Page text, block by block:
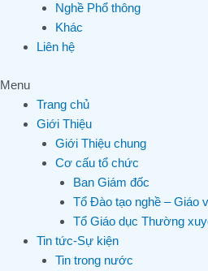
Nghề Phổ thông
Khác
Liên hệ
Menu
Trang chủ
Giới Thiệu
Giới Thiệu chung
Cơ cấu tổ chức
Ban Giám đốc
Tổ Đào tạo nghề – Giáo
Tổ Giáo dục Thường
Tin tức-Sự kiện
Tin trong nước